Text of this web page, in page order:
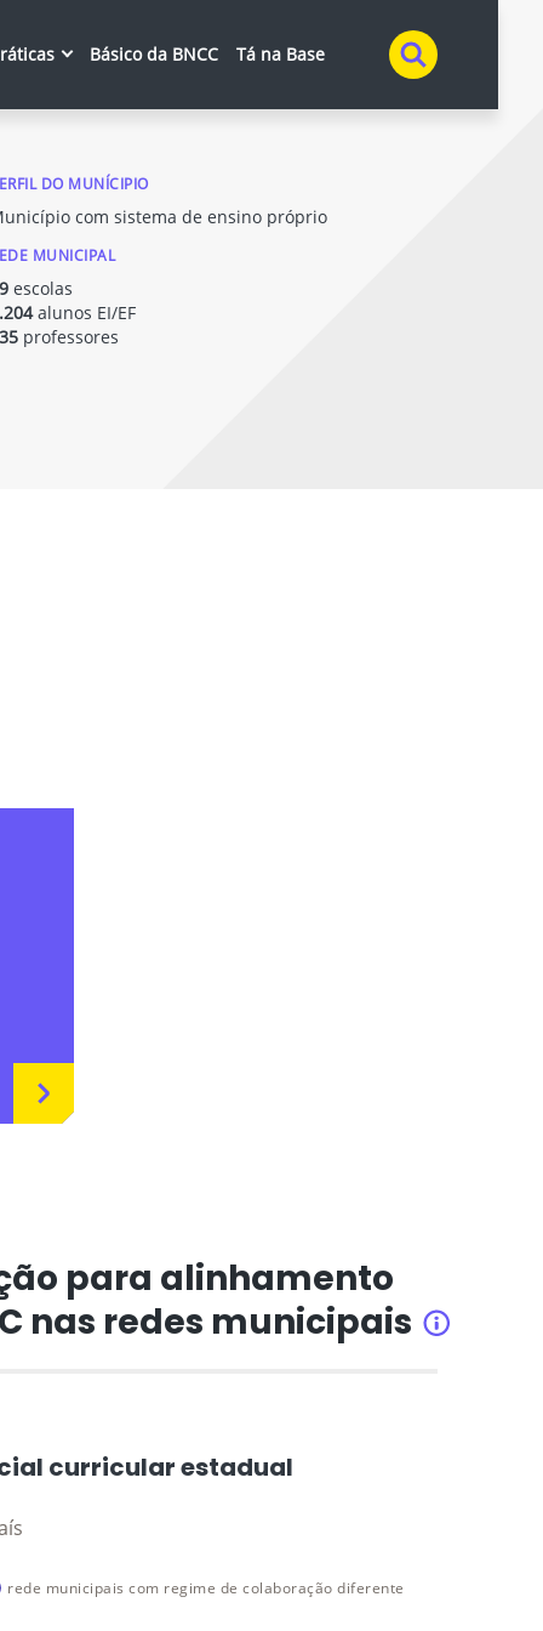
Básico da BNCC Tá na Base Buscar
DO MUNÍCIPIO
com sistema de ensino próprio
MUNICIPAL
escolas
alunos EI/EF
professores
para alinhamento
nas redes municipais
curricular estadual
rede municipais com regime de colaboração diferente